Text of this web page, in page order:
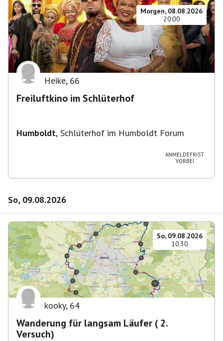
Morgen, 08.08.2026
20:00
Heike, 66
Freiluftkino im Schlüterhof
Humboldt, Schlüterhof im Humboldt Forum
ANMELDEFRIST
VORBEI
So, 09.08.2026
So, 09.08.2026
10:30
kooky, 64
Wanderung für langsam Läufer ( 2.
Versuch)